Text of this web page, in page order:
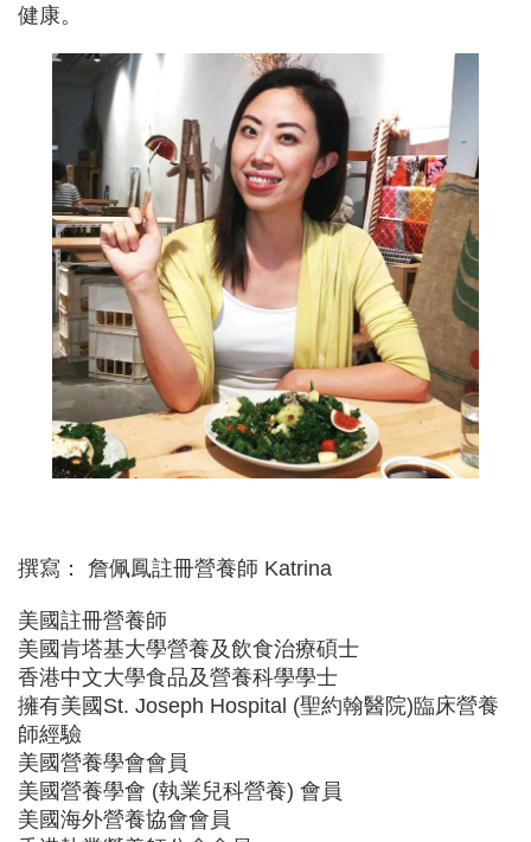
健康。
撰寫： 詹佩鳳註冊營養師 Katrina
美國註冊營養師
美國肯塔基大學營養及飲食治療碩士
香港中文大學食品及營養科學學士
擁有美國St. Joseph Hospital (聖約翰醫院)臨床營養
師經驗
美國營養學會會員
美國營養學會 (執業兒科營養) 會員
美國海外營養協會會員